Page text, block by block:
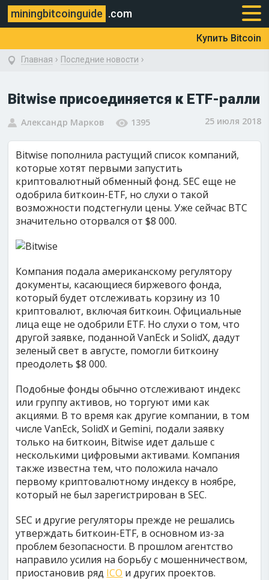
miningbitcoinguide .com
Купить Bitcoin
Главная › Последние новости ›
Bitwise присоединяется к ETF-ралли
Александр Марков 1395 25 июля 2018
Bitwise пополнила растущий список компаний,
которые хотят первыми запустить
криптовалютный обменный фонд. SEC еще не
одобрила биткоин-ETF, но слухи о такой
возможности подстегнули цены. Уже сейчас BTC
значительно оторвался от $8 000.
Компания подала американскому регулятору
документы, касающиеся биржевого фонда,
который будет отслеживать корзину из 10
криптовалют, включая биткоин. Официальные
лица еще не одобрили ETF. Но слухи о том, что
другой заявке, поданной VanEck и SolidX, дадут
зеленый свет в августе, помогли биткоину
преодолеть $8 000.
Подобные фонды обычно отслеживают индекс
или группу активов, но торгуют ими как
акциями. В то время как другие компании, в том
числе VanEck, SolidX и Gemini, подали заявку
только на биткоин, Bitwise идет дальше с
несколькими цифровыми активами. Компания
также известна тем, что положила начало
первому криптовалютному индексу в ноябре,
который не был зарегистрирован в SEC.
SEC и другие регуляторы прежде не решались
утверждать биткоин-ETF, в основном из-за
проблем безопасности. В прошлом агентство
направило усилия на борьбу с мошенничеством,
приостановив ряд ICO и других проектов.